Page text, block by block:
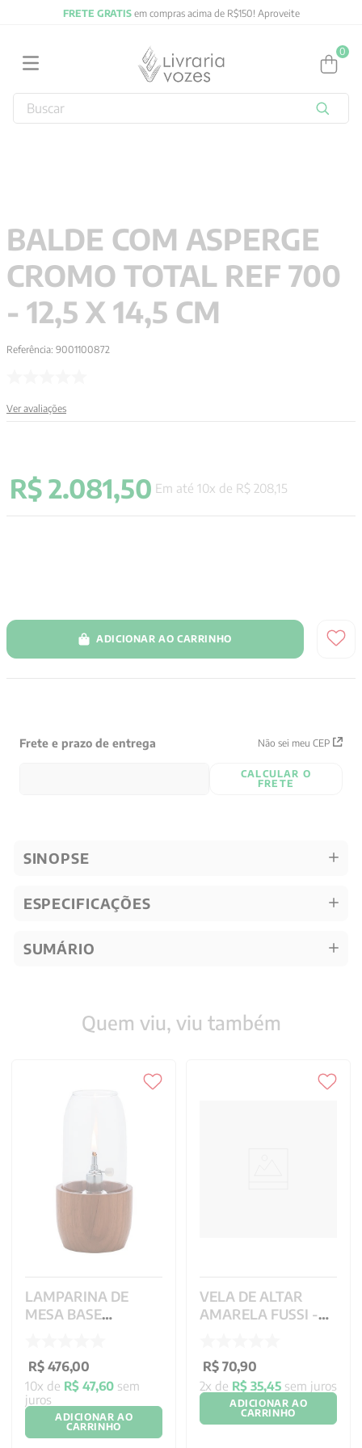
FRETE GRATISem compras acima de R$150! Aproveite
0
Buscar
BALDE COM ASPERGE
CROMO TOTAL REF 700
- 12,5 X 14,5 CM
Referência: 9001100872
Ver avaliações
R$ 2.081,50 Em até 10x de R$ 20815
ADICIONAR AO CARRINHO
Frete e prazo de entrega Não sei meu CEP
CALCULAR O
FRETE
SINOPSE
ESPECIFICAÇÕES
SUMÁRIO
Quem viu, viu também
LAMPARINA DE
MESA BASE
R$ 476,00
10x de R$ 47,60 sem
juros
ADICIONAR AO
CARRINHO
VELA DE ALTAR
AMARELA FUSSI -
R$ 70,90
2x de R$ 35,45 sem juros
ADICIONAR AO
CARRINHO
4º
5º pré venda
6º byung chul han
7 º biblia
8º verena kast
10º anselm grun